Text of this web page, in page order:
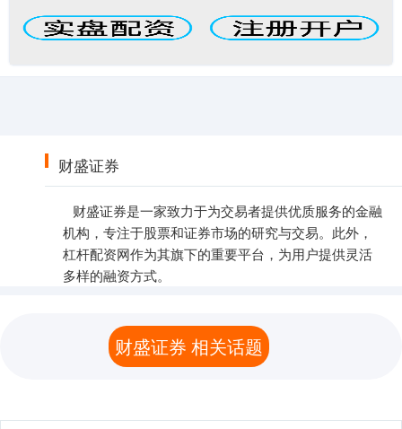
财盛证券
财盛证券是一家致力于为交易者提供优质服务的金融
机构，专注于股票和证券市场的研究与交易。此外，
杠杆配资网作为其旗下的重要平台，为用户提供灵活
多样的融资方式。
财盛证券 相关话题